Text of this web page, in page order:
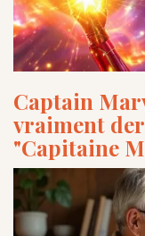
Captain
vraiment
"Capitaine